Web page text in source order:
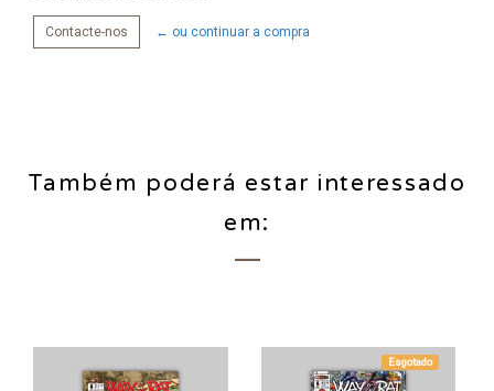
Contacte-nos ← ou continuar a compra
Também poderá estar interessado
em:
Esgotado